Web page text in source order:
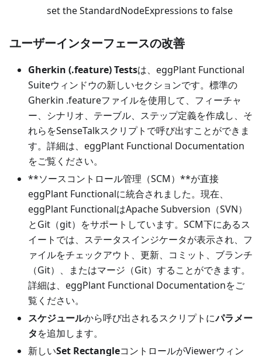
set the StandardNodeExpressions to false
ユーザーインターフェースの改善
Gherkin (.feature) Testsは、eggPlant Functional
Suiteウィンドウの新しいセクションです。標準の
Gherkin .featureファイルを使用して、フィーチャ
ー、シナリオ、テーブル、ステップ定義を作成し、そ
れらをSenseTalkスクリプトで呼び出すことができま
す。詳細は、eggPlant Functional Documentation
をご覧ください。
**ソースコントロール管理（SCM）**が直接
eggPlant Functionalに統合されました。現在、
eggPlant FunctionalはApache Subversion（SVN）
とGit（git）をサポートしています。SCM下にあるス
イートでは、ステータスインジケータが表示され、フ
ァイルをチェックアウト、更新、コミット、ブランチ
（Git）、またはマージ（Git）することができます。
詳細は、eggPlant Functional Documentationをご
覧ください。
スケジュールから呼び出されるスクリプトにパラメー
タを追加します。
新しいSet RectangleコントロールがViewerウィン